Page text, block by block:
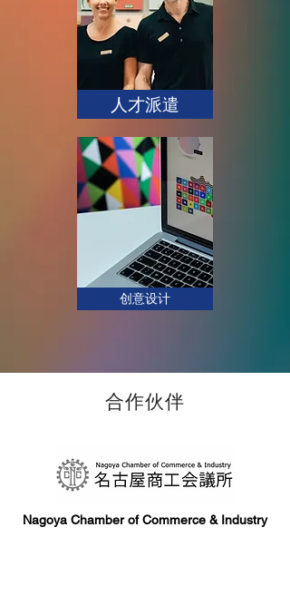
人才派遣
创意设计
合作伙伴
Nagoya Chamber of Commerce & Industry